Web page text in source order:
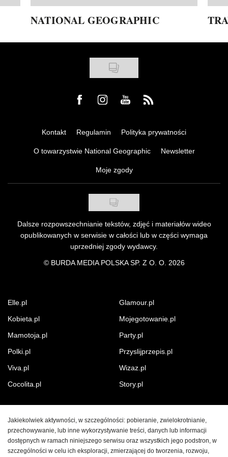
NATIONAL GEOGRAPHIC
Visit us on Facebook
Visit us on Instagram
Visit us on Youtube
Visit us on Rss
Kontakt Regulamin Polityka prywatności
O towarzystwie National Geographic Newsletter
Moje zgody
Dalsze rozpowszechnianie tekstów, zdjęć i materiałów wideo
opublikowanych w serwisie w całości lub w części wymaga
uprzedniej zgody wydawcy.
©BURDA MEDIA POLSKA SP. Z O. O. 2026
Elle.pl
Glamour.pl
Kobieta.pl
Mojegotowanie.pl
Mamotoja.pl
Party.pl
Polki.pl
Przyslijprzepis.pl
Viva.pl
Wizaz.pl
Cocolita.pl
Story.pl
Jakiekolwiek aktywności, w szczególności: pobieranie, zwielokrotnianie,
przechowywanie, lub inne wykorzystywanie treści, danych lub informacji
dostępnych w ramach niniejszego serwisu oraz wszystkich jego podstron, w
szczególności w celu ich eksploracji, zmierzającej do tworzenia, rozwoju,